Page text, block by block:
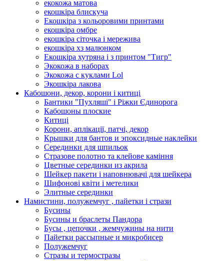
екокожа матова
екошкіра блискуча
Екошкіра з кольоровими принтами
екошкіра омбре
екошкіра сіточка і мережива
екошкіра хз малюнком
Екошкіра хутряна і з принтом "Тигр"
Экокожа в наборах
Экокожа с куклами Lol
Экошкiра лакова
Кабошони, декор, корони і китиці
Бантики "Пухляші" і Ріжки Єдинорога
Кабошоны плоские
Китиці
Корони, аплікації, патчі, декор
Крышки для бантов и эпоксидные наклейки
Серединки для шпильок
Стразове полотно та клейове каміння
Цветные серединки из акрила
Шейкер пакети і наповнювачі для шейкера
Шифонові квіти і метелики
Элитные серединки
Намистини, полужемчуг , пайетки і стрази
Бусины
Бусины и браслеты Пандора
Бусы , цепочки , жемчужины на нити
Пайетки рассыпные и микробисер
Полужемчуг
Стразы и термостразы